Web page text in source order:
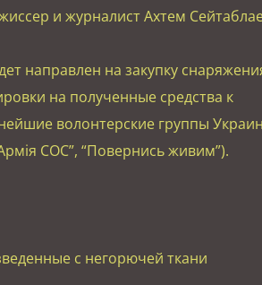
и журналист Ахтем
направлен на закупку
на полученные средства к
волонтерские группы
СОС”, “Повернись живим”).
с негорючей ткани